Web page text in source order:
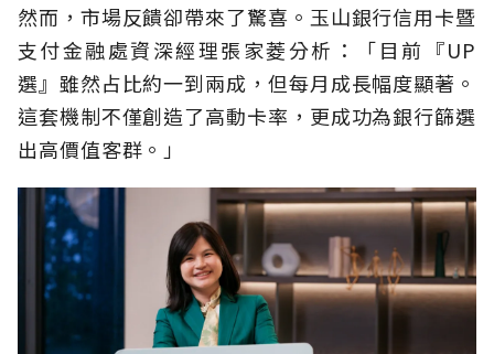
然而，市場反饋卻帶來了驚喜。玉山銀行信用卡暨
支付金融處資深經理張家菱分析：「目前『UP
選』雖然占比約一到兩成，但每月成長幅度顯著。
這套機制不僅創造了高動卡率，更成功為銀行篩選
出高價值客群。」